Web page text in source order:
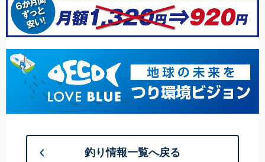
釣り情報一覧へ戻る